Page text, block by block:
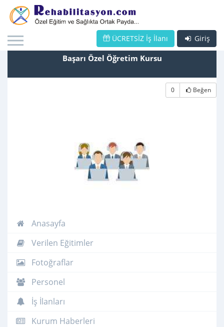
Giriş
ÜCRETSİZ İş İlanı
Başarı Özel Öğretim Kursu
0 Beğen
Anasayfa
Verilen Eğitimler
Fotoğraflar
Personel
İş İlanları
Kurum Haberleri